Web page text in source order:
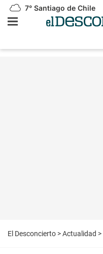
7° Santiago de Chile
El Desconcierto >Actualidad >